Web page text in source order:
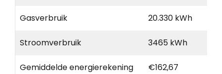
Gasverbruik 20.330 kWh
Stroomverbruik 3465 kWh
Gemiddelde energierekening €162,67